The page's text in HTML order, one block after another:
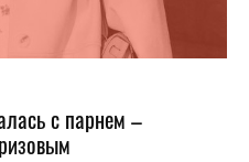
с парнем –